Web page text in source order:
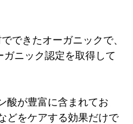
できたオーガニックで、
ニック認定を取得して
酸が豊富に含まれてお
どをケアする効果だけで